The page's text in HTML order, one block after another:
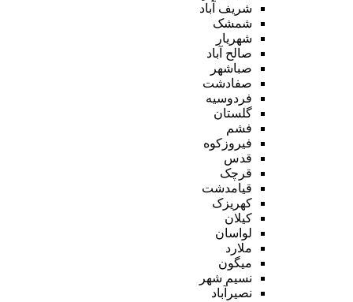
شریف آباد
شمشک
شهریار
صالح آباد
صباشهر
صفادشت
فردوسیه
گلستان
فشم
فیروزکوه
قدس
قرچک
قیامدشت
کهریزک
کیلان
لواسان
ملارد
میگون
نسیم شهر
نصیرآباد